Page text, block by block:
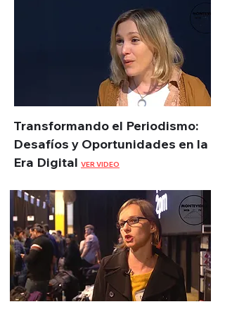
Transformando el Periodismo:
Desafíos y Oportunidades en la
Era Digital VER VIDEO